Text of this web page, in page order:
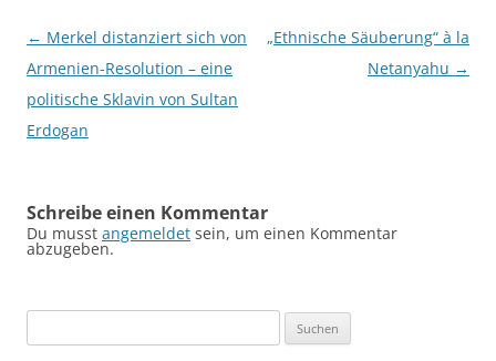
Beitragsnavigation
← Merkel distanziert sich von
Armenien-Resolution – eine
politische Sklavin von Sultan
Erdogan
„Ethnische Säuberung“ à la
Netanyahu →
Schreibe einen Kommentar
Du musst angemeldet sein, um einen Kommentar
abzugeben.
nach: